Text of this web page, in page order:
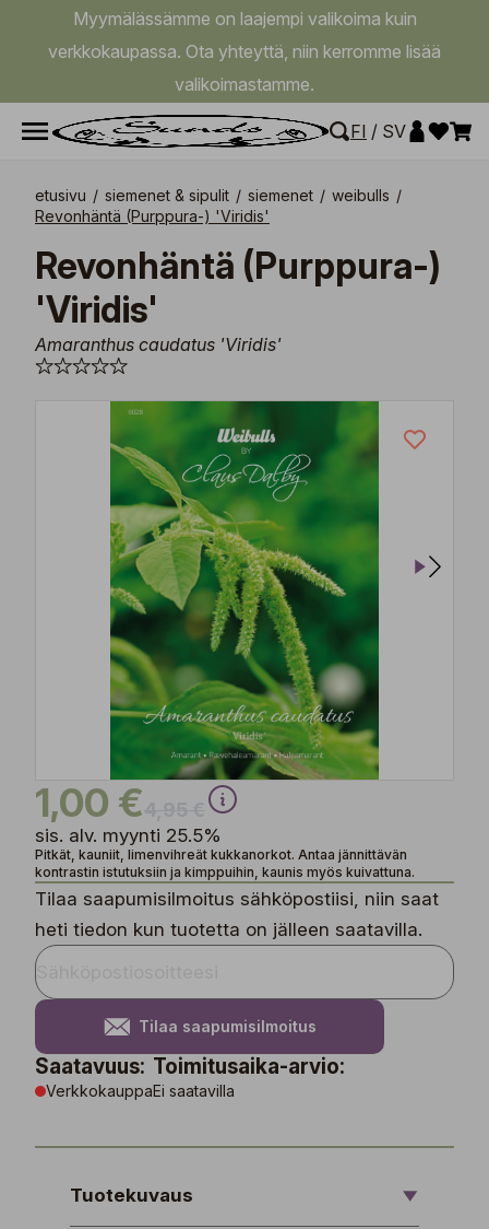
Myymälässämme on laajempi valikoima kuin
verkkokaupassa. Ota yhteyttä, niin kerromme lisää
valikoimastamme.
FI / SV
etusivu / siemenet & sipulit / siemenet / weibulls /
Revonhäntä (Purppura-) 'Viridis'
Revonhäntä (Purppura-)
'Viridis'
Amaranthus caudatus 'Viridis'
1,00 €
sis. alv. myynti 25.5%
Pitkät, kauniit, limenvihreät kukkanorkot. Antaa jännittävän
kontrastin istutuksiin ja kimppuihin, kaunis myös kuivattuna.
Tilaa saapumisilmoitus sähköpostiisi, niin saat
heti tiedon kun tuotetta on jälleen saatavilla.
Tilaa saapumisilmoitus
Saatavuus:
Verkkokauppa
Toimitusaika-arvio:
Ei saatavilla
Tuotekuvaus